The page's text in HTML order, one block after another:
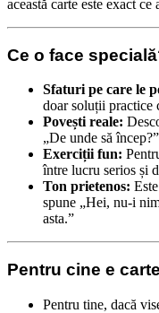
această carte este exact
Ce o face
Sfaturi pe care le
doar soluții practice
Povești reale:
„De unde să
Exerciții fun:
între lucru serios și
Ton prietenos:
spune „Hei, nu-i
asta.”
Pentru cine e
Pentru tine, dacă